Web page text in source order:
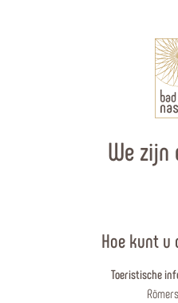
We zijn
Hoe kunt u
Toeristische